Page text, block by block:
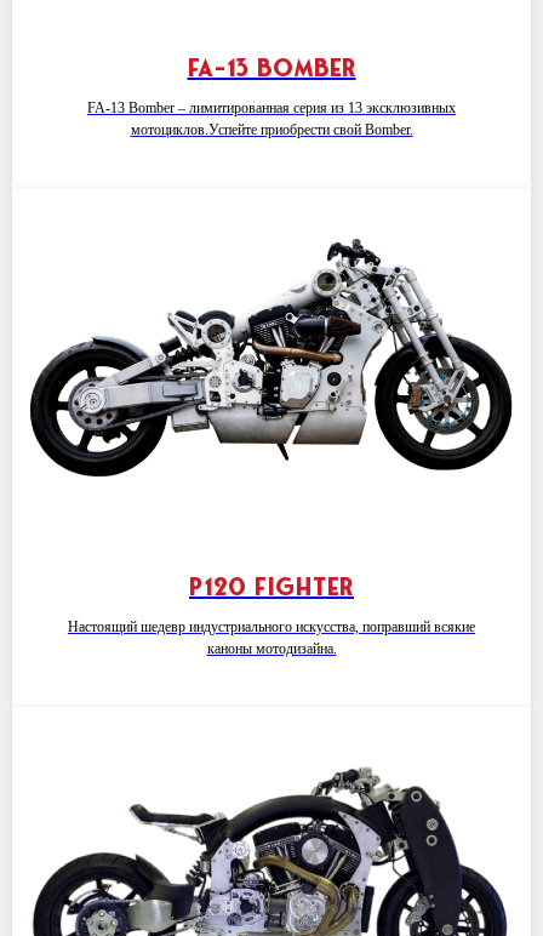
FA-13 BOMBER
FA-13 Bomber – лимитированная серия из 13 эксклюзивных
мотоциклов.Успейте приобрести свой Bomber.
P120 Fighter
Настоящий шедевр индустриального искусства, поправший всякие
каноны мотодизайна.